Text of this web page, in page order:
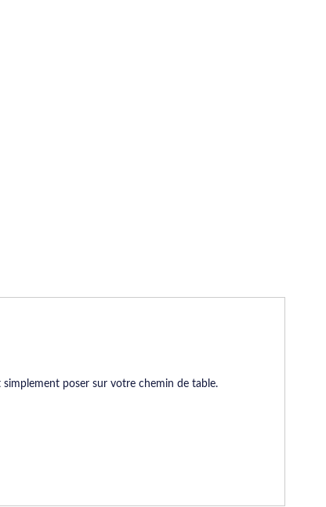
poser sur votre chemin de table.